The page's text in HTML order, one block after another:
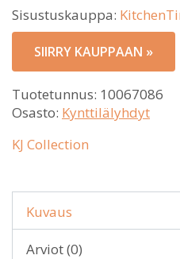
Sisustuskauppa:
SIIRRY KAUPPAAN »
Tuotetunnus: 10067086
Osasto: Kynttilälyhdyt
KJ Collection
Kuvaus
Arviot (0)